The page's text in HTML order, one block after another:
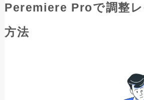
Peremiere Proで調整レ
方法